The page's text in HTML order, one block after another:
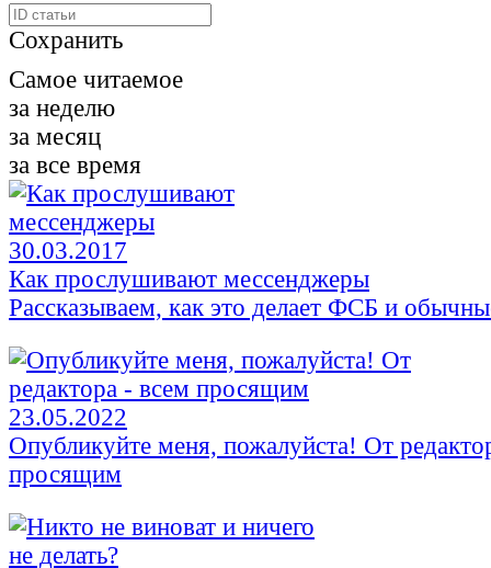
Сохранить
Самое читаемое
за неделю
за месяц
за все время
30.03.2017
Как прослушивают мессенджеры
Рассказываем, как это делает ФСБ и
23.05.2022
Опубликуйте меня, пожалуйста! От
просящим